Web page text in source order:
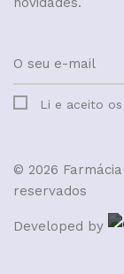
Li e aceito os
© 2026
reservados
Developed by